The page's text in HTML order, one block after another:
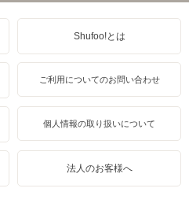
Shufoo!とは
ご利用についてのお問い合わせ
個人情報の取り扱いについて
法人のお客様へ